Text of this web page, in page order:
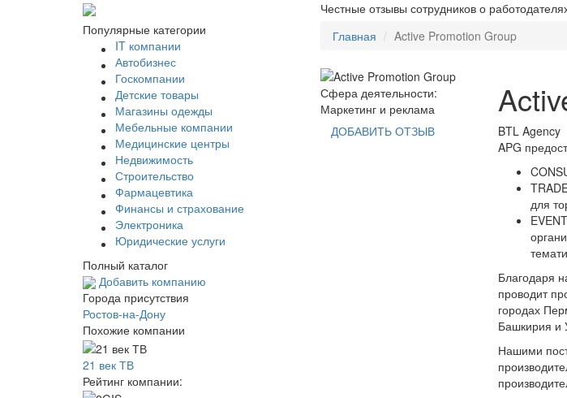
Честные отзывы сотрудников о
Популярные категории
IT компании
Автобизнес
Госкомпании
Детские товары
Магазины одежды
Мебельные компании
Медицинские центры
Недвижимость
Строительство
Фармацевтика
Финансы и страхование
Электроника
Юридические услуги
Полный каталог
Добавить компанию
Города присутствия
Ростов-на-Дону
Похожие компании
21 век ТВ
Рейтинг компании:
Главная Active Promotion Group
Сфера деятельности:
Маркетинг и реклама
ДОБАВИТЬ ОТЗЫВ
BTL Agency
APG
для
Благодаря
проводит
городах
Башкирия и
Нашими